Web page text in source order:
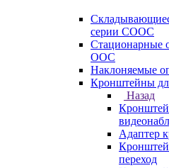
серии СООС
Стационарные
ООС
Наклоняемые
Кронштейны
Назад
Адаптер
переход